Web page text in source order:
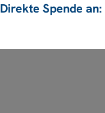
Direkte Spende